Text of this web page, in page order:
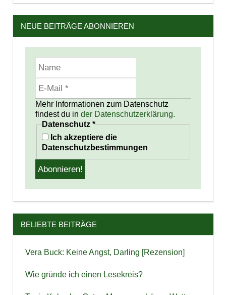
NEUE BEITRÄGE ABONNIEREN
Mehr Informationen zum Datenschutz
findest du in der Datenschutzerklärung.
Datenschutz *
Ich akzeptiere die
Datenschutzbestimmungen
BELIEBTE BEITRÄGE
Vera Buck: Keine Angst, Darling [Rezension]
Wie gründe ich einen Lesekreis?